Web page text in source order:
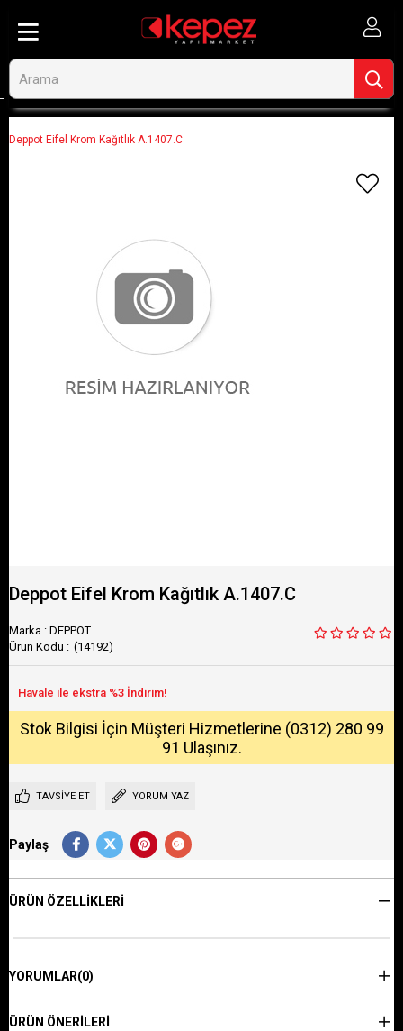
Deppot Eifel Krom Kağıtlık A.1407.C
Deppot Eifel Krom Kağıtlık A.1407.C
Marka : DEPPOT
(14192)
Stok Bilgisi İçin Müşteri Hizmetlerine (0312) 280 99
91 Ulaşınız.
TAVSIYE ET YORUM YAZ
Paylaş
ÜRÜN ÖZELLIKLERI
YORUMLAR(0)
ÜRÜN ÖNERILERI